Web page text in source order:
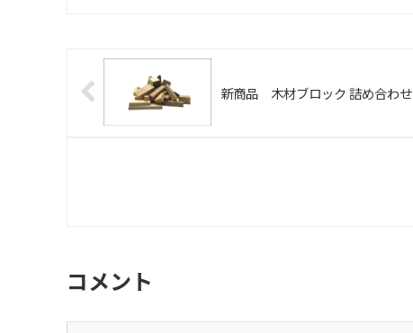
新商品 木材ブロック 詰め合わせ
コメント